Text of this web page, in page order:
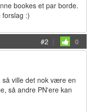
bookes et par borde.
:)
#2 | 0
ville det nok være en
så andre PN'ere kan